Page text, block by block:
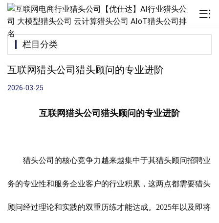
互联网猎头公司猎头顾问的专业进阶
2026-03-25
互联网猎头公司猎头顾问的专业进阶
猎头公司的核心竞争力越来越集中于其猎头顾问招聘业
务的专业性和服务企业客户的行业积累，这两点都需要猎头
顾问经过理论和实践的双重历练才能达成。2025年以及即将
栏目分类